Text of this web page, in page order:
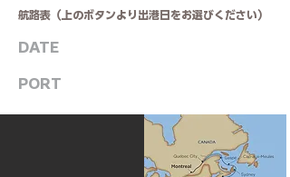
航路表（上のボタンより出港日をお選びください）
DATE
PORT